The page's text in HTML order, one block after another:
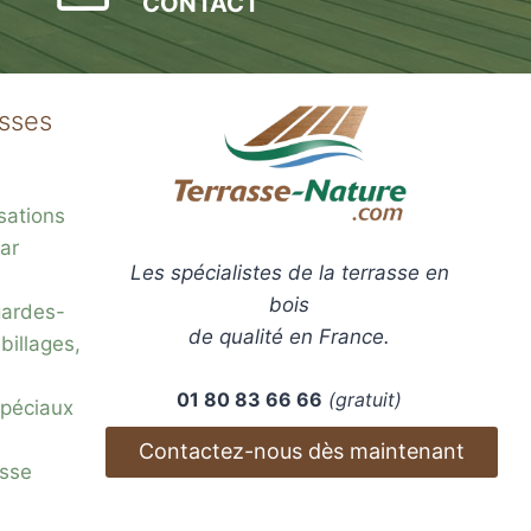
Les spécialistes de la terrasse en
bois
de qualité en France.
01 80 83 66 66 (gratuit)
Contactez-nous dès maintenant